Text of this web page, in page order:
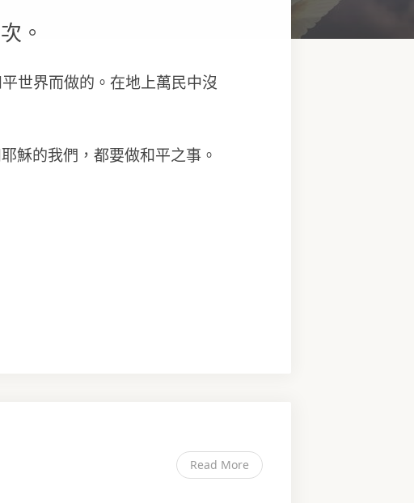
。
世界而做的。在地上萬民中沒
穌的我們，都要做和平之事。
Read More